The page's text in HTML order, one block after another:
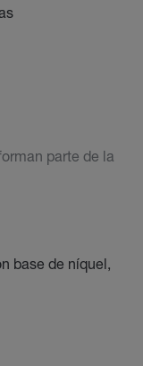
parte de la
base de níquel,